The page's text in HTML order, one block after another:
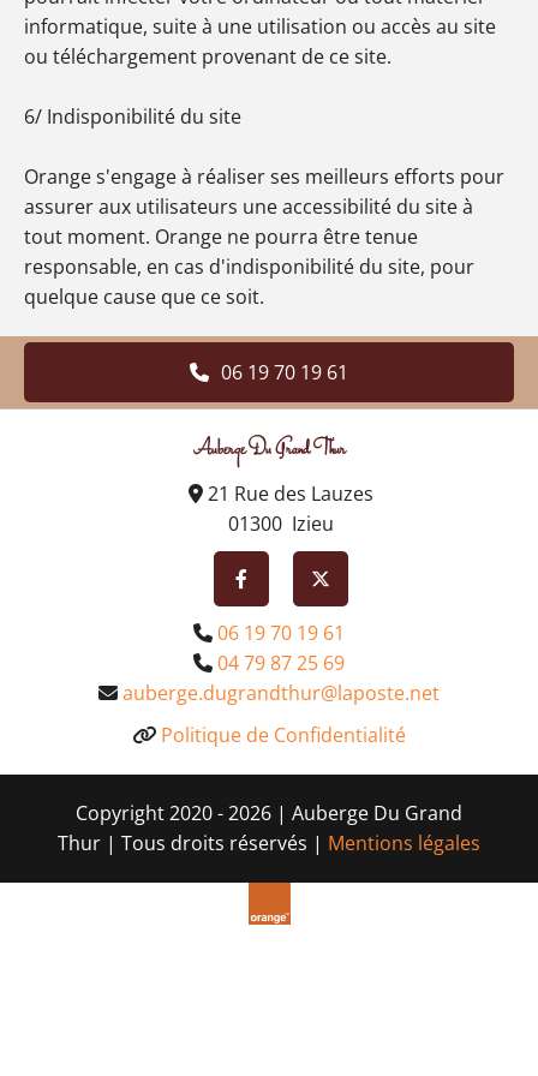
informatique, suite à une utilisation ou accès au site
ou téléchargement provenant de ce site.
6/ Indisponibilité du site
Orange s'engage à réaliser ses meilleurs efforts pour
assurer aux utilisateurs une accessibilité du site à
tout moment. Orange ne pourra être tenue
responsable, en cas d'indisponibilité du site, pour
quelque cause que ce soit.
06 19 70 19 61
Auberge Du Grand Thur
 21 Rue des Lauzes
01300 Izieu
 06 19 70 19 61
 04 79 87 25 69
 auberge.dugrandthur@laposte.net
 Politique de Confidentialité
Copyright 2020 - 2026 | Auberge Du Grand
Thur | Tous droits réservés | Mentions légales